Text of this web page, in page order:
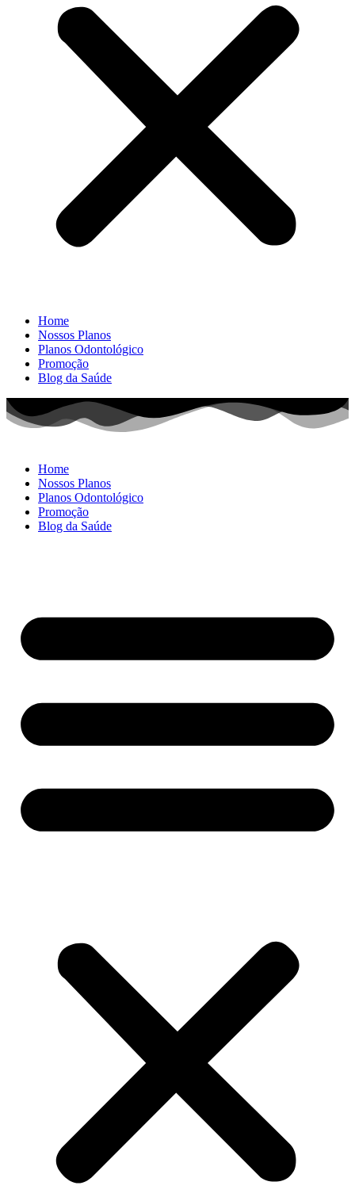
Home
Nossos Planos
Planos Odontológico
Promoção
Blog da Saúde
Home
Nossos Planos
Planos Odontológico
Promoção
Blog da Saúde